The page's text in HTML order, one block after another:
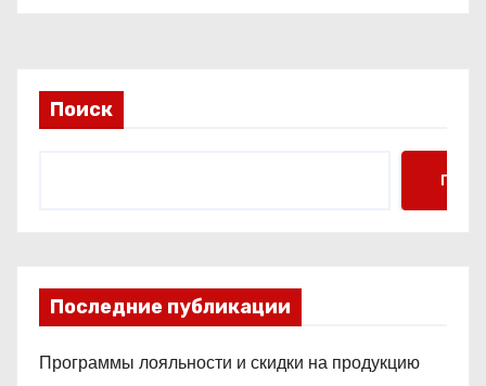
Поиск
Поиск
Последние публикации
Программы лояльности и скидки на продукцию